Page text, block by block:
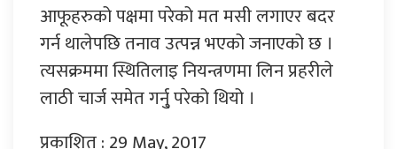
आफूहरुको पक्षमा परेको मत मसी लगाएर बदर
गर्न थालेपछि तनाव उत्पन्न भएको जनाएको छ ।
त्यसक्रममा स्थितिलाइ नियन्त्रणमा लिन प्रहरीले
लाठी चार्ज समेत गर्नु् परेको थियो ।
प्रकाशित : 29 May, 2017